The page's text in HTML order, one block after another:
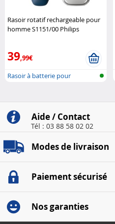
Rasoir rotatif rechargeable pour
homme S1151/00 Philips
39,99€
Rasoir à batterie pour
Aide / Contact
Tél : 03 88 58 02 02
Modes de livraison
Paiement sécurisé
Nos garanties